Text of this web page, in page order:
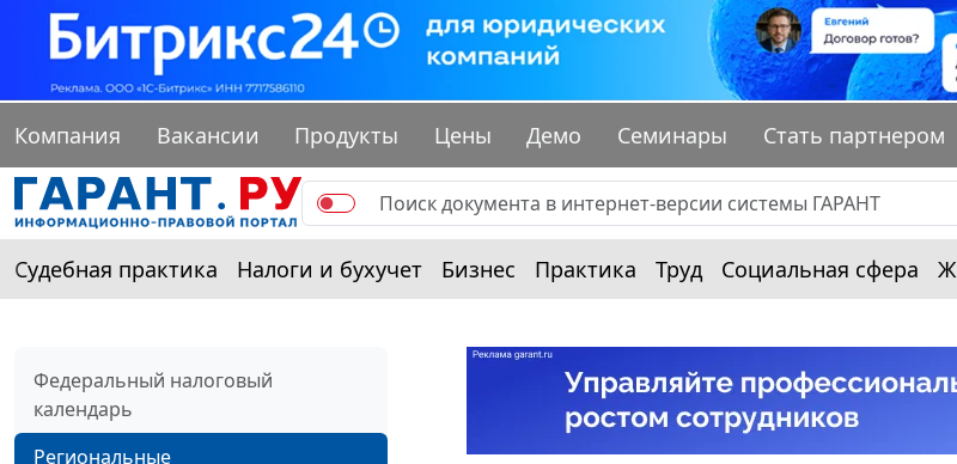
Компания Вакансии Продукты Цены Демо Семинары Стать партнером
Судебная практика Налоги и бухучет Бизнес Практика Труд Социальная сфера
Федеральный налоговый
календарь
Региональные